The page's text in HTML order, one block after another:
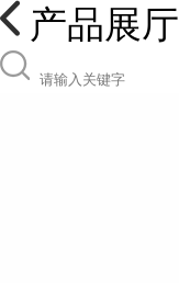
产品展厅